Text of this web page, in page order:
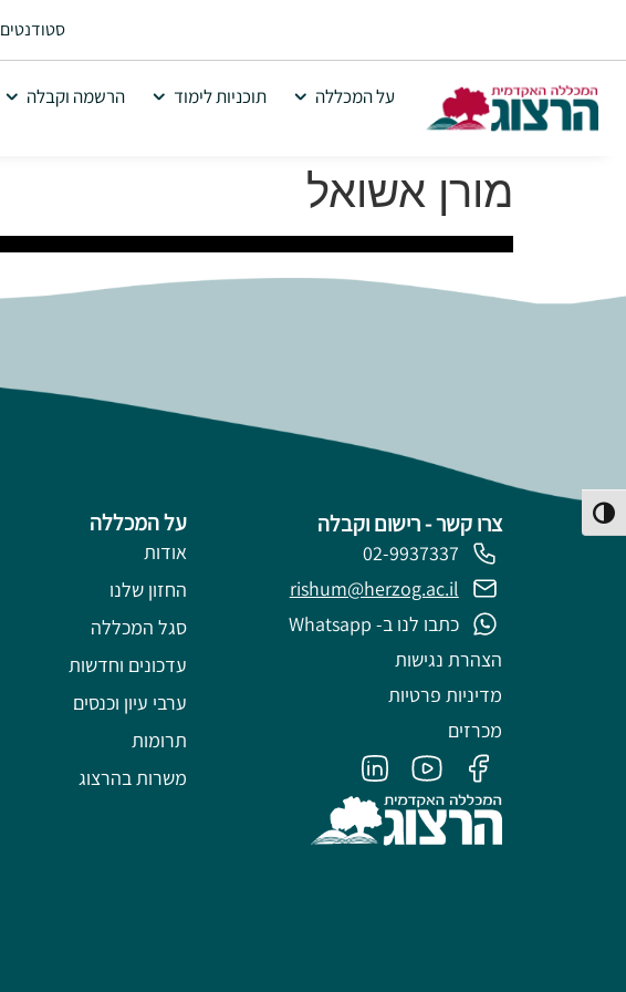
הפעל/כבה ניגודיות גבוהה
סטודנטים
על המכללה תוכניות לימוד הרשמה וקבלה
מורן אשואל
צרו קשר - רישום וקבלה
02-9937337
rishum@herzog.ac.il
כתבו לנו ב- Whatsapp
הצהרת נגישות
מדיניות פרטיות
מכרזים
על המכללה
אודות
החזון שלנו
סגל המכללה
עדכונים וחדשות
ערבי עיון וכנסים
תרומות
משרות בהרצוג